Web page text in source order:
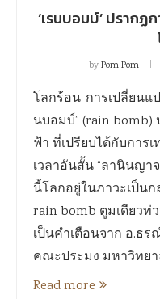
‘เรนบอมบ์’ ปราก
byPom Pom
โลกร้อน-การเปลี่ยนแ
นบอมบ์” (rain
ฟ้า ที่เปรียบได้กับการ
เวลาอันสั้น “ลานินญา
นี้โลกอยู่ในภาวะเป็น
rain bomb ตูมเดียวท่
เป็นคำเตือนจาก อ.ธ
คณะประมง มหาวิทยา
Read more